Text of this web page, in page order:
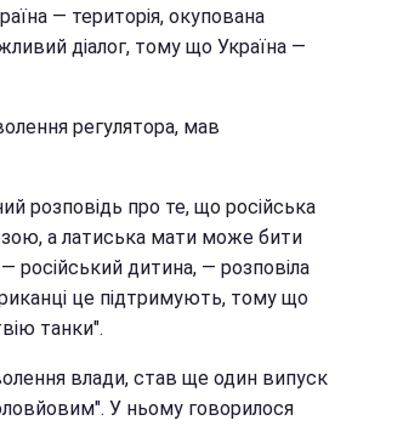
— територія, окупована
діалог, тому що Україна —
регулятора, мав
розповідь про те, що російська
а латиська мати може бити
російський дитина, — розповіла
це підтримують, тому що
танки".
влади, став ще один випуск
У ньому говорилося